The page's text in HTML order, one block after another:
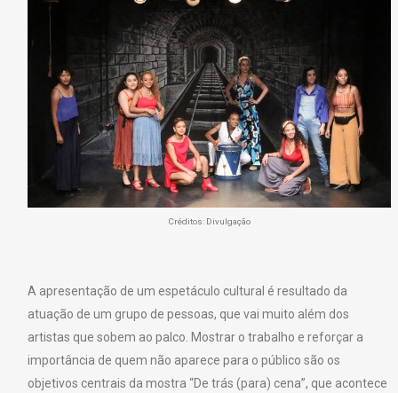
Créditos: Divulgação
A apresentação de um espetáculo cultural é resultado da
atuação de um grupo de pessoas, que vai muito além dos
artistas que sobem ao palco. Mostrar o trabalho e reforçar a
importância de quem não aparece para o público são os
objetivos centrais da mostra “De trás (para) cena”, que acontece